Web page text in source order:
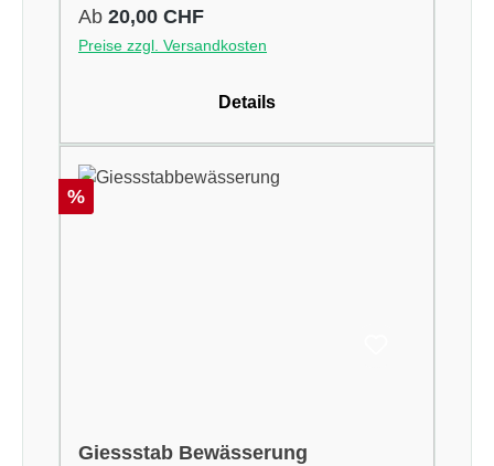
Regulärer Preis:
Ab 20,00 CHF
Preise zzgl. Versandkosten
Details
Rabatt
%
Giessstab Bewässerung